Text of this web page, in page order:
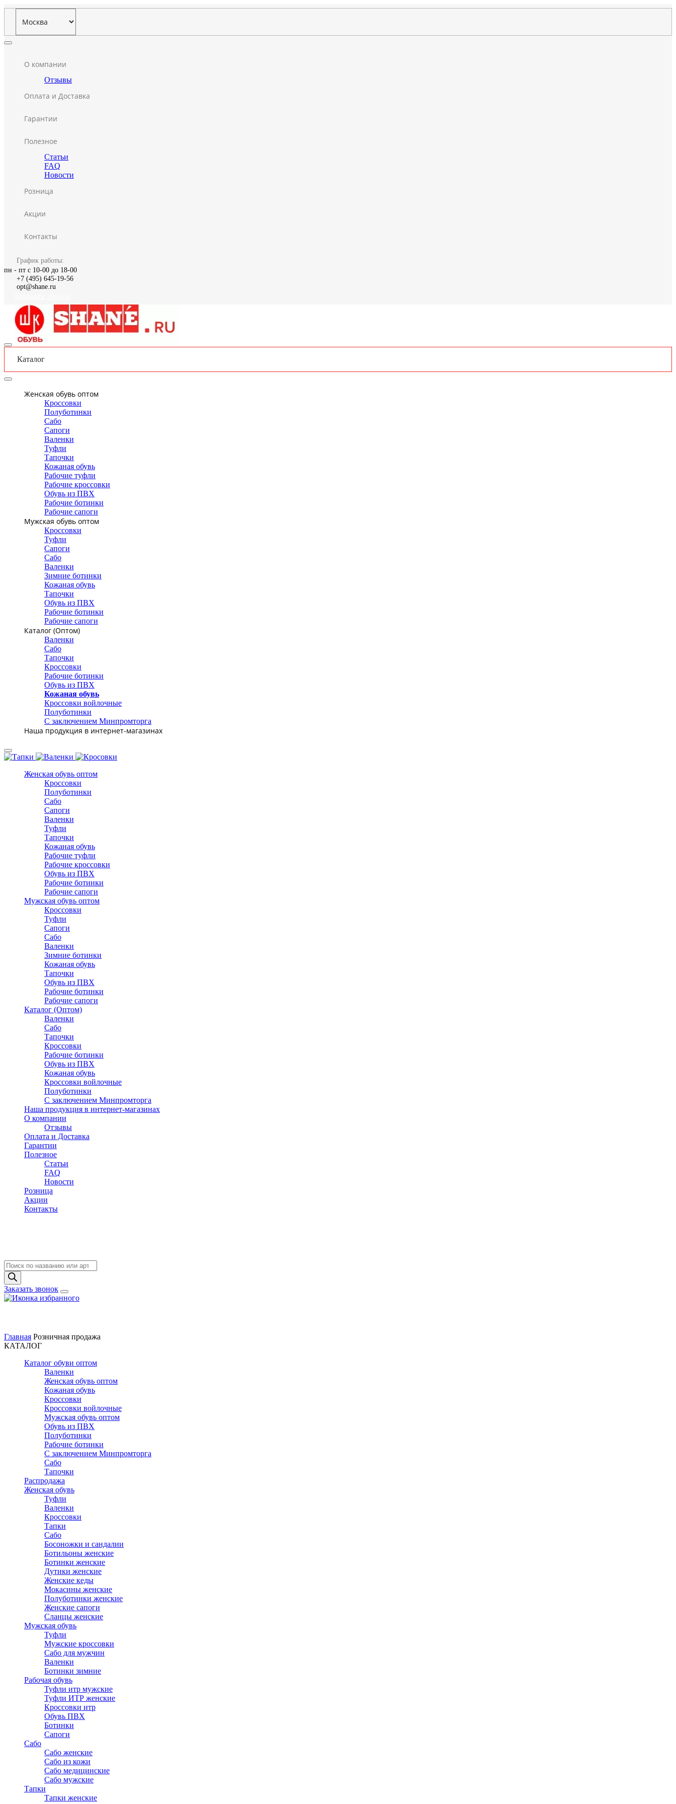
О компании
Отзывы
Оплата и Доставка
Гарантии
Полезное
Статьи
FAQ
Новости
Розница
Акции
Контакты
График работы:
пн - пт с 10-00 до 18-00
+7 (495) 645-19-56
opt@shane.ru
Каталог
Женская обувь оптом
Кроссовки
Полуботинки
Сабо
Сапоги
Валенки
Туфли
Тапочки
Кожаная обувь
Рабочие туфли
Рабочие кроссовки
Обувь из ПВХ
Рабочие ботинки
Рабочие сапоги
Мужская обувь оптом
Кроссовки
Туфли
Сапоги
Сабо
Валенки
Зимние ботинки
Кожаная обувь
Тапочки
Обувь из ПВХ
Рабочие ботинки
Рабочие сапоги
Каталог (Оптом)
Валенки
Сабо
Тапочки
Кроссовки
Рабочие ботинки
Обувь из ПВХ
Кожаная обувь
Кроссовки войлочные
Полуботинки
С заключением Минпромторга
Наша продукция в интернет-магазинах
Женская обувь оптом
Кроссовки
Полуботинки
Сабо
Сапоги
Валенки
Туфли
Тапочки
Кожаная обувь
Рабочие туфли
Рабочие кроссовки
Обувь из ПВХ
Рабочие ботинки
Рабочие сапоги
Мужская обувь оптом
Кроссовки
Туфли
Сапоги
Сабо
Валенки
Зимние ботинки
Кожаная обувь
Тапочки
Обувь из ПВХ
Рабочие ботинки
Рабочие сапоги
Каталог (Оптом)
Валенки
Сабо
Тапочки
Кроссовки
Рабочие ботинки
Обувь из ПВХ
Кожаная обувь
Кроссовки войлочные
Полуботинки
C заключением Минпромторга
Наша продукция в интернет-магазинах
О компании
Отзывы
Оплата и Доставка
Гарантии
Полезное
Статьи
FAQ
Новости
Розница
Акции
Контакты
Поиск
товаров
Заказать звонок
Главная Розничная продажа
КАТАЛОГ
Каталог обуви оптом
Валенки
Женская обувь оптом
Кожаная обувь
Кроссовки
Кроссовки войлочные
Мужская обувь оптом
Обувь из ПВХ
Полуботинки
Рабочие ботинки
С заключением Минпромторга
Сабо
Тапочки
Распродажа
Женская обувь
Туфли
Валенки
Кроссовки
Тапки
Сабо
Босоножки и сандалии
Ботильоны женские
Ботинки женские
Дутики женские
Женские кеды
Мокасины женские
Полуботинки женские
Женские сапоги
Сланцы женские
Мужская обувь
Туфли
Мужские кроссовки
Сабо для мужчин
Валенки
Ботинки зимние
Рабочая обувь
Туфли итр мужские
Туфли ИТР женские
Кроссовки итр
Обувь ПВХ
Ботинки
Сапоги
Сабо
Сабо женские
Сабо из кожи
Сабо медицинские
Сабо мужские
Тапки
Тапки женские